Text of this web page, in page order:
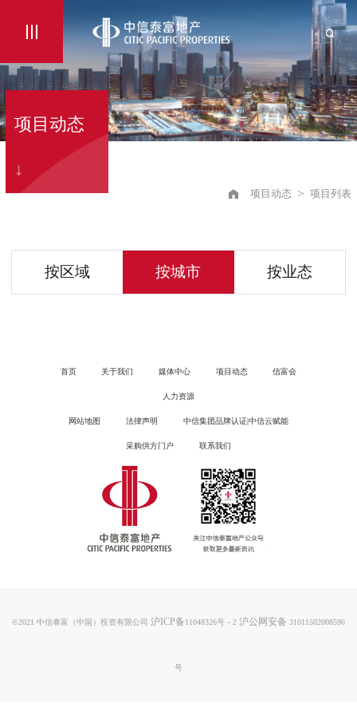
项目动态
项目动态 > 项目列表
按区域 按城市 按业态
首页 关于我们 媒体中心 项目动态 信富会
人力资源
网站地图 法律声明 中信集团品牌认证|中信云赋能
采购供方门户 联系我们
©2021 中信泰富（中国）投资有限公司 沪ICP备11048326号－2 沪公网安备 31011502008596
号